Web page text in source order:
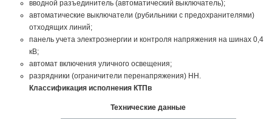
вводной разъединитель (автоматический выключатель);
автоматические выключатели (рубильники с предохранителями)
отходящих линий;
панель учета электроэнергии и контроля напряжения на шинах 0,4
кВ;
автомат включения уличного освещения;
разрядники (ограничители перенапряжения) НН.
Классификация исполнения КТПв
Технические данные